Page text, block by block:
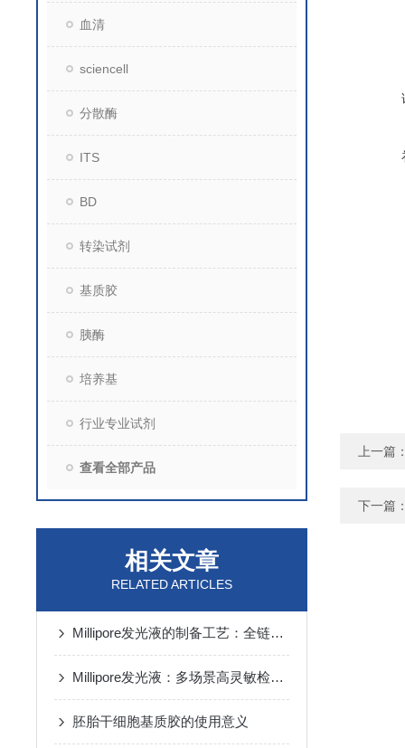
血清
sciencell
分散酶
ITS
BD
转染试剂
基质胶
胰酶
培养基
行业专业试剂
查看全部产品
相关文章
RELATED ARTICLES
Millipore发光液的制备工艺：全链路质控保障检测性能稳定
Millipore发光液：多场景高灵敏检测的核心试剂支撑
胚胎干细胞基质胶的使用意义
上一篇
下一篇